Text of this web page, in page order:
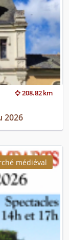
208.82 km
2026
médiéval